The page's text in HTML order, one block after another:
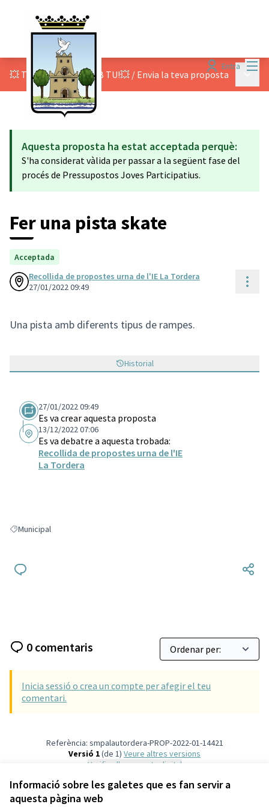
Informació sobre les galetes que es fan servir a
aquesta pàgina web
Entra
💥 TOT COMENÇA AMB TU!💥 / Envia la teva proposta
Aquesta proposta ha estat acceptada perquè:
S'ha considerat vàlida per passar a la següent fase del
procés de Pressupostos Joves Participatius.
Fer una pista skate
Acceptada
Recollida de propostes urna de l'IE La Tordera
27/01/2022 09:49
Una pista amb diferents tipus de rampes.
Historial
27/01/2022 09:49
Es va crear aquesta proposta
13/12/2022 07:06
Es va debatre a aquesta trobada:
Recollida de propostes urna de l'IE
La Tordera
Resultats en filtrar per: Municipal
Municipal
0 comentaris
Inicia sessió o crea un compte per afegir el teu
comentari.
Referència: smpalautordera-PROP-2022-01-14421
Versió 1(de 1)
veure altres versions
Verifica l'empremta digital
Termes i condicions d'ús